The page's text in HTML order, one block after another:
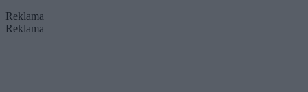
Reklama
Reklama